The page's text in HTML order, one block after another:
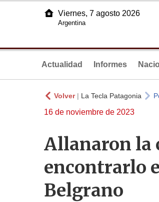
Viernes, 7 agosto 2026
Argentina
Actualidad Informes
Volver| La Tecla Patagonia
16 de noviembre de 2023
Allanaron la
encontrarlo
Belgrano